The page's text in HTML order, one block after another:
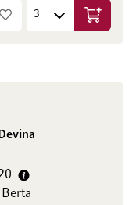
Ajouter